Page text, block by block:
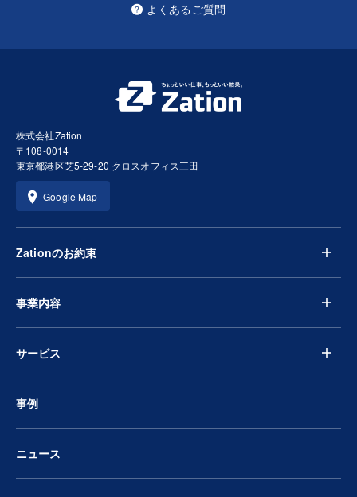
よくあるご質問
株式会社Zation
〒108-0014
東京都港区芝5-29-20 クロスオフィス三田
Google Map
Zationのお約束
事業内容
サービス
事例
ニュース